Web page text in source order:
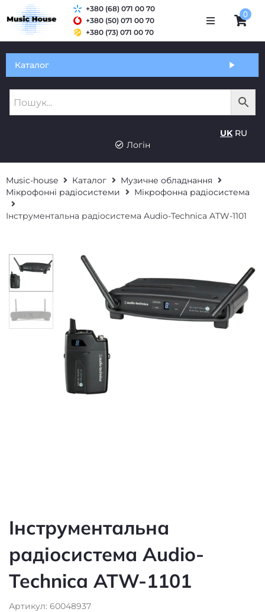
Оплата і доставка
+380 (68) 071 00 70
+380 (50) 071 00 70
+380 (73) 071 00 70
0
Каталог
UK RU
Логін
Music-house Каталог
Музичне обладнання
Мікрофонні радіосистеми
Мікрофонна радіосистема
Інструментальна радіосистема Audio-Technica ATW-1101
Інструментальна
радіосистема Audio-
Technica ATW-1101
Артикул: 60048937